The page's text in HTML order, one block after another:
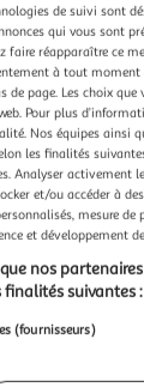
(41)
billot n°2
: 41 cm
: 48 cm
dès 3/4 jours
offerts
de suivi sont
qui vous sont
faire réapparaître ce
à tout moment
de page. Les choix
Pour plus
Nos équipes ainsi
les finalités
Analyser activement
et/ou accéder à
mesure
et développement
nos
finalités suivantes :
(fournisseurs)